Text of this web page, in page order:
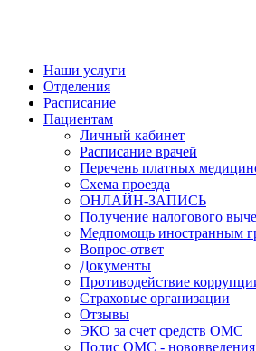
Наши услуги
Отделения
Расписание
Пациентам
Личный кабинет
Расписание врачей
Перечень платных
Схема проезда
ОНЛАЙН-ЗАПИСЬ
Получение налогового
Медпомощь иностранным
Вопрос-ответ
Документы
Противодействие
Страховые организации
Отзывы
ЭКО за счет средств ОМС
Полис ОМС - нововведения